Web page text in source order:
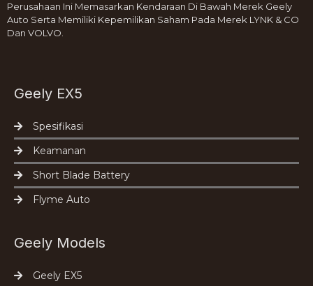
Perusahaan Ini Memasarkan Kendaraan Di Bawah Merek Geely
Auto Serta Memiliki Kepemilikan Saham Pada Merek LYNK & CO
Dan VOLVO.
Geely EX5
Spesifikasi
Keamanan
Short Blade Battery
Flyme Auto
Geely Models
Geely EX5